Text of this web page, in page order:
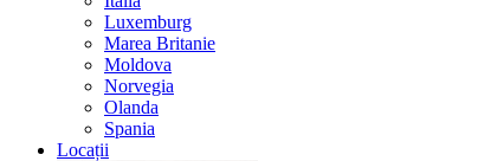
Luxemburg
Marea Britanie
Moldova
Norvegia
Olanda
Spania
Locații